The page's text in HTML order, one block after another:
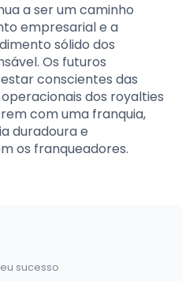
a ser um caminho
empresarial e a
sólido dos
Os futuros
conscientes das
dos royalties
com uma franquia,
duradoura e
os franqueadores.
sucesso